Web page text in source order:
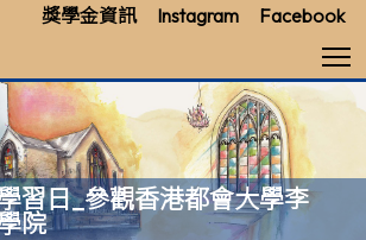
獎學金資訊
Instagram Facebook
習日_參觀香港都會大學李
院